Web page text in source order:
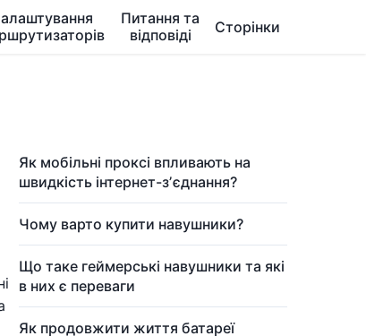
Питання та
відповіді
Сторінки
Як мобільні проксі впливають на
швидкість інтернет-зʼєднання?
Чому варто купити навушники?
Що таке геймерські навушники та які
в них є переваги
Як продовжити життя батареї